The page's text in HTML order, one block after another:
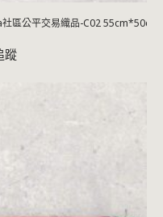
區公平交易織品-C02 55cm*50cm
蹤